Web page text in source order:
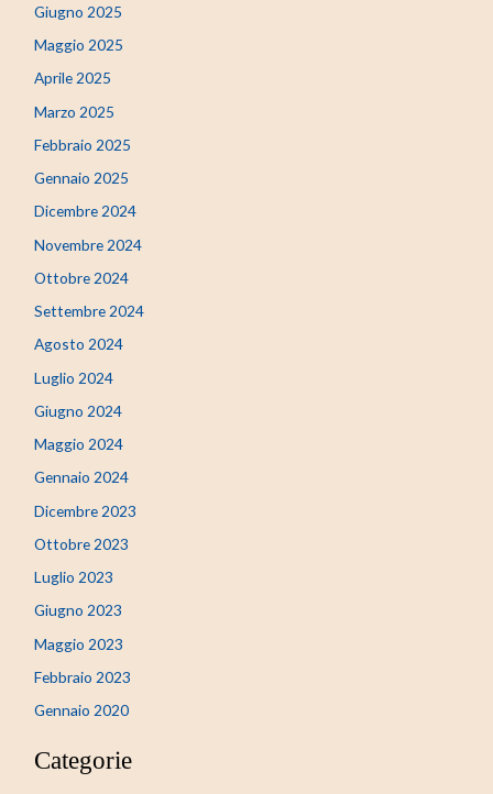
Giugno 2025
Maggio 2025
Aprile 2025
Marzo 2025
Febbraio 2025
Gennaio 2025
Dicembre 2024
Novembre 2024
Ottobre 2024
Settembre 2024
Agosto 2024
Luglio 2024
Giugno 2024
Maggio 2024
Gennaio 2024
Dicembre 2023
Ottobre 2023
Luglio 2023
Giugno 2023
Maggio 2023
Febbraio 2023
Gennaio 2020
Categorie